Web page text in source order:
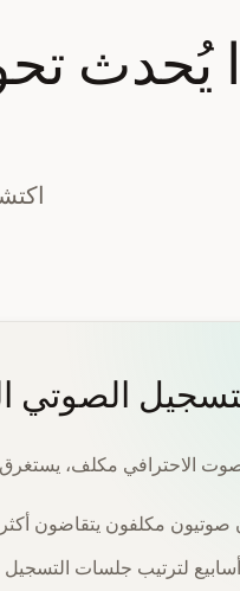
يُحدث
الصوتي
الاحترافي مكلف، يستغرق
مكلفون يتقاضون أكثر من 500 دولار في
أسابيع لترتيب جلسات التسجيل